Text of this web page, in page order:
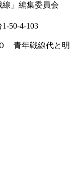
」編集委員会
50-4-103
青年戦線代と明